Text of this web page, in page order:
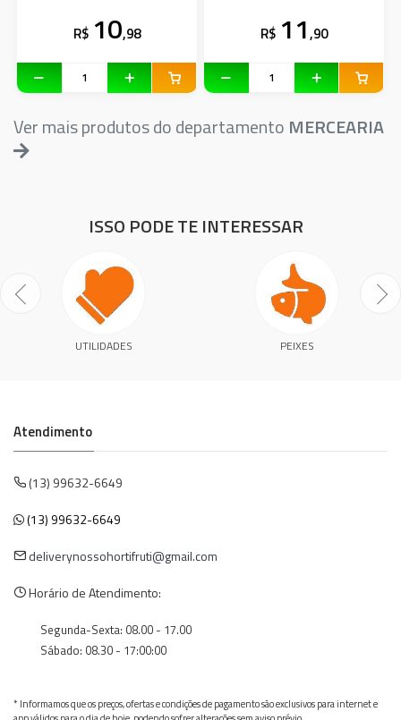
R$ 10,98 R$ 11,90
Ver mais produtos do departamento MERCEARIA
ISSO PODE TE INTERESSAR
UTILIDADES PEIXES
Atendimento
(13) 99632-6649
(13) 99632-6649
deliverynossohortifruti@gmail.com
Horário de Atendimento:
Segunda-Sexta: 08.00 - 17.00
Sábado: 08.30 - 17:00:00
* Informamos que os preços, ofertas e condições de pagamento são exclusivos para internet e